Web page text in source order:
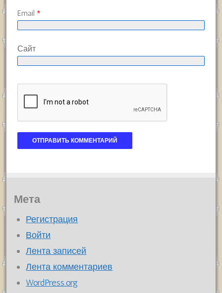
Email *
Сайт
Мета
Регистрация
Войти
Лента записей
Лента комментариев
WordPress.org